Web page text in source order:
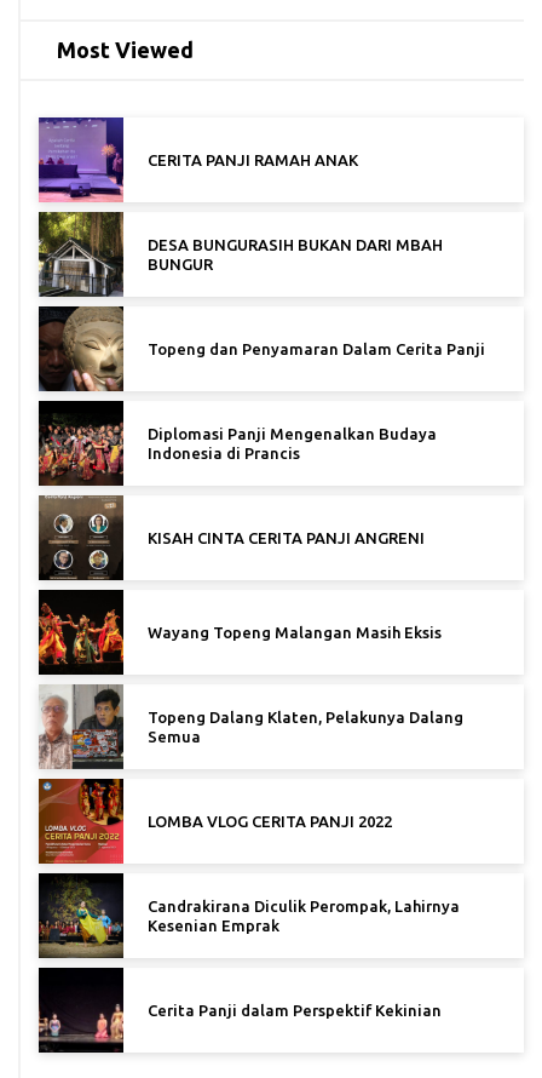
Most Viewed
CERITA PANJI RAMAH ANAK
DESA BUNGURASIH BUKAN DARI MBAH
BUNGUR
Topeng dan Penyamaran Dalam Cerita Panji
Diplomasi Panji Mengenalkan Budaya
Indonesia di Prancis
KISAH CINTA CERITA PANJI ANGRENI
Wayang Topeng Malangan Masih Eksis
Topeng Dalang Klaten, Pelakunya Dalang
Semua
LOMBA VLOG CERITA PANJI 2022
Candrakirana Diculik Perompak, Lahirnya
Kesenian Emprak
Cerita Panji dalam Perspektif Kekinian